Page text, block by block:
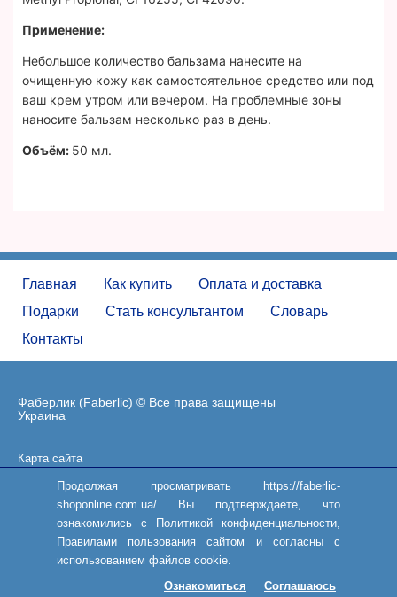
Применение:
Небольшое количество бальзама нанесите на
очищенную кожу как самостоятельное средство или под
ваш крем утром или вечером. На проблемные зоны
наносите бальзам несколько раз в день.
Объём: 50 мл.
Главная Как купить
Оплата и доставка
Подарки
Стать консультантом
Словарь
Контакты
Фаберлик (Faberlic) © Все права защищены
Украина
Карта сайта
Продолжая просматривать https://faberlic-
shoponline.com.ua/ Вы подтверждаете, что
ознакомились с Политикой конфиденциальности,
Правилами пользования сайтом и согласны с
использованием файлов cookie.
Соглашаюсь
Ознакомиться